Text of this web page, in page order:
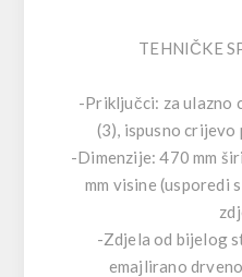
TEHNIČKE
-Priključci: za ulazno
(3), ispusno crijevo
-Dimenzije: 470 mm
mm visine (usporedi
-Zdjela od bijelog
emajlirano